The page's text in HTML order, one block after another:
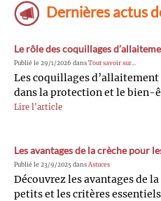
Dernières actus
Le rôle des coquillages
Publié le 29/1/2026 dans Tout savoir sur...
Les coquillages
dans la protection et le bien-
Lire l'article
Les avantages de la crèche pour
Publié le 23/9/2025 dans Astuces
Découvrez les avantages de
petits et les critères